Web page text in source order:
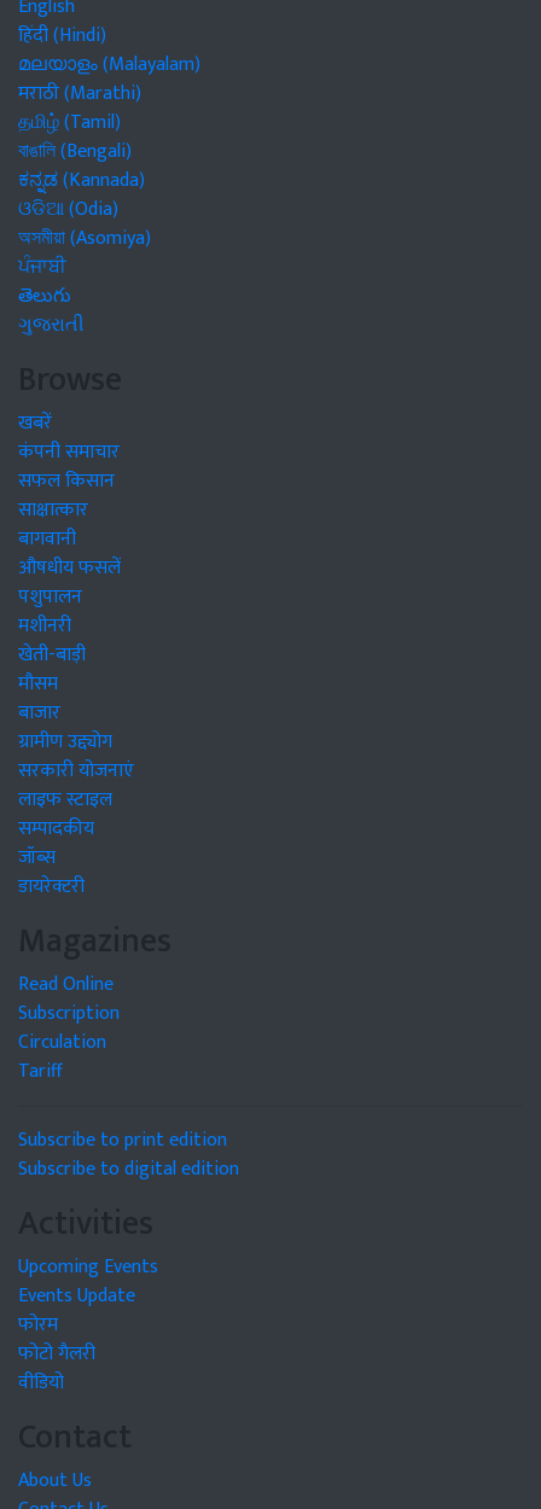
हिंदी (Hindi)
മലയാളം (Malayalam)
मराठी (Marathi)
தமிழ் (Tamil)
বাঙালি (Bengali)
ಕನ್ನಡ (Kannada)
ଓଡିଆ (Odia)
অসমীয়া (Asomiya)
ਪੰਜਾਬੀ
తెలుగు
ગુજરાતી
Browse
खबरें
कंपनी समाचार
सफल किसान
साक्षात्कार
बागवानी
औषधीय फसलें
पशुपालन
मशीनरी
खेती-बाड़ी
मौसम
बाजार
ग्रामीण उद्द्योग
सरकारी योजनाएं
लाइफ स्टाइल
सम्पादकीय
जॉब्स
डायरेक्टरी
Magazines
Read Online
Subscription
Circulation
Tariff
Subscribe to print edition
Subscribe to digital edition
Activities
Upcoming Events
Events Update
फोरम
फोटो गैलरी
वीडियो
Contact
About Us